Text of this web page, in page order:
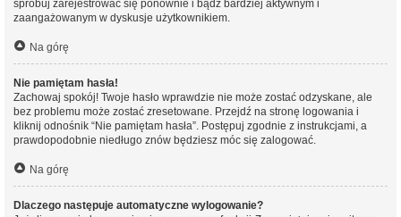
spróbuj zarejestrować się ponownie i bądź bardziej aktywnym i
zaangażowanym w dyskusje użytkownikiem.
Na górę
Nie pamiętam hasła!
Zachowaj spokój! Twoje hasło wprawdzie nie może zostać odzyskane, ale
bez problemu może zostać zresetowane. Przejdź na stronę logowania i
kliknij odnośnik “Nie pamiętam hasła”. Postępuj zgodnie z instrukcjami, a
prawdopodobnie niedługo znów będziesz móc się zalogować.
Na górę
Dlaczego następuje automatyczne wylogowanie?